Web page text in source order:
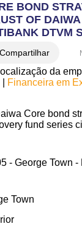
BOND
OF
DTVM
Compartilhar
da
Financeira em
Core bond
fund series
- George Town -
Town